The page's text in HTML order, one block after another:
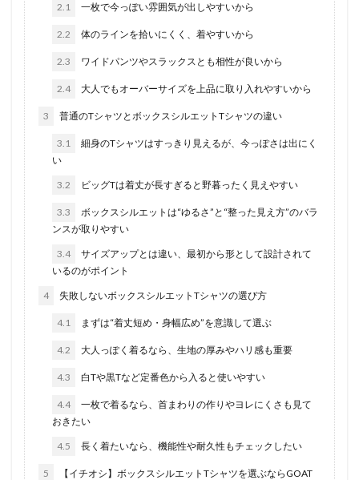
2.1 一枚で今っぽい雰囲気が出しやすいから
2.2 体のラインを拾いにくく、着やすいから
2.3 ワイドパンツやスラックスとも相性が良いから
2.4 大人でもオーバーサイズを上品に取り入れやすいから
3 普通のTシャツとボックスシルエットTシャツの違い
3.1
細身のTシャツはすっきり見えるが、今っぽさは出にく
い
3.2 ビッグTは着丈が長すぎると野暮ったく見えやすい
3.3
ボックスシルエットは“ゆるさ”と“整った見え方”のバラ
ンスが取りやすい
3.4
サイズアップとは違い、最初から形として設計されて
いるのがポイント
4 失敗しないボックスシルエットTシャツの選び方
4.1 まずは“着丈短め・身幅広め”を意識して選ぶ
4.2 大人っぽく着るなら、生地の厚みやハリ感も重要
4.3 白Tや黒Tなど定番色から入ると使いやすい
4.4
一枚で着るなら、首まわりの作りやヨレにくさも見て
おきたい
4.5 長く着たいなら、機能性や耐久性もチェックしたい
5
【イチオシ】ボックスシルエットTシャツを選ぶならGOAT